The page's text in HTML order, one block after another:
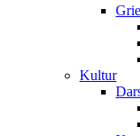
Kultur